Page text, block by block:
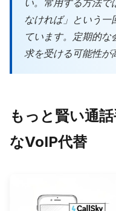
い。常用する方法で
なければ」という一
ています。定期的
求を受ける可能性が
もっと賢い通
なVoIP代替